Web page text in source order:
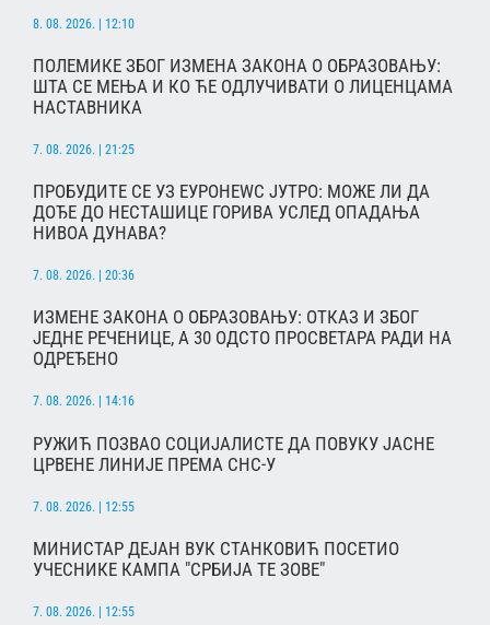
8. 08. 2026. | 12:10
ПОЛЕМИКЕ ЗБОГ ИЗМЕНА ЗАКОНА О ОБРАЗОВАЊУ:
ШТА СЕ МЕЊА И КО ЋЕ ОДЛУЧИВАТИ О ЛИЦЕНЦАМА
НАСТАВНИКА
7. 08. 2026. | 21:25
ПРОБУДИТЕ СЕ УЗ ЕУРОНЕWС ЈУТРО: МОЖЕ ЛИ ДА
ДОЂЕ ДО НЕСТАШИЦЕ ГОРИВА УСЛЕД ОПАДАЊА
НИВОА ДУНАВА?
7. 08. 2026. | 20:36
ИЗМЕНЕ ЗАКОНА О ОБРАЗОВАЊУ: ОТКАЗ И ЗБОГ
ЈЕДНЕ РЕЧЕНИЦЕ, А 30 ОДСТО ПРОСВЕТАРА РАДИ НА
ОДРЕЂЕНО
7. 08. 2026. | 14:16
РУЖИЋ ПОЗВАО СОЦИЈАЛИСТЕ ДА ПОВУКУ ЈАСНЕ
ЦРВЕНЕ ЛИНИЈЕ ПРЕМА СНС-У
7. 08. 2026. | 12:55
МИНИСТАР ДЕЈАН ВУК СТАНКОВИЋ ПОСЕТИО
УЧЕСНИКЕ КАМПА "СРБИЈА ТЕ ЗОВЕ"
7. 08. 2026. | 12:55